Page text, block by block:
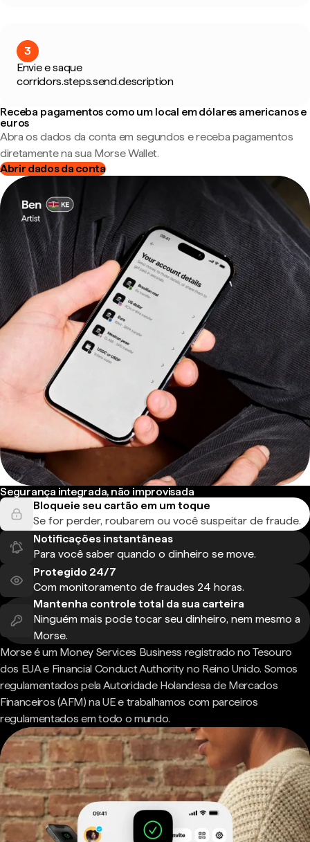
3
Envie e saque
corridors.steps.send.description
Receba pagamentos como um local em dólares americanos e
euros
Abra os dados da conta em segundos e receba pagamentos
diretamente na sua Morse Wallet.
Abrir dados da conta
Segurança integrada, não improvisada
Bloqueie seu cartão em um toque
Se for perder, roubarem ou você suspeitar de fraude.
Notificações instantâneas
Para você saber quando o dinheiro se move.
Protegido 24/7
Com monitoramento de fraudes 24 horas.
Mantenha controle total da sua carteira
Ninguém mais pode tocar seu dinheiro, nem mesmo a
Morse.
Morse é um Money Services Business registrado no Tesouro
dos EUA e Financial Conduct Authority no Reino Unido. Somos
regulamentados pela Autoridade Holandesa de Mercados
Financeiros (AFM) na UE e trabalhamos com parceiros
regulamentados em todo o mundo.